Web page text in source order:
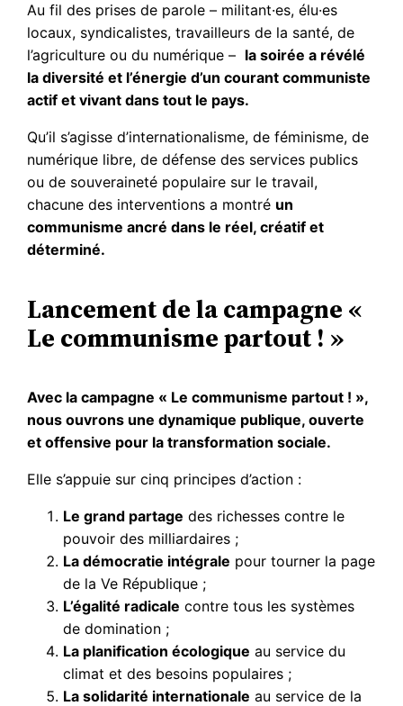
Au fil des prises de parole – militant·es, élu·es
locaux, syndicalistes, travailleurs de la santé, de
l’agriculture ou du numérique – la soirée a révélé
la diversité et l’énergie d’un courant communiste
actif et vivant dans tout le pays.
Qu’il s’agisse d’internationalisme, de féminisme, de
numérique libre, de défense des services publics
ou de souveraineté populaire sur le travail,
chacune des interventions a montré un
communisme ancré dans le réel, créatif et
déterminé.
Lancement de la campagne «
Le communisme partout ! »
Avec la campagne « Le communisme partout ! »,
nous ouvrons une dynamique publique, ouverte
et offensive pour la transformation sociale.
Elle s’appuie sur cinq principes d’action :
Le grand partage des richesses contre le
pouvoir des milliardaires ;
La démocratie intégrale pour tourner la page
de la Ve République ;
L’égalité radicale contre tous les systèmes
de domination ;
La planification écologique au service du
climat et des besoins populaires ;
La solidarité internationale au service de la